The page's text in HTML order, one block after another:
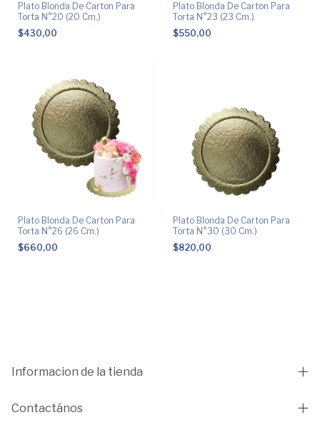
Plato Blonda De Carton Para
Torta N°20 (20 Cm.)
$430,00
Plato Blonda De Carton Para
Torta N°23 (23 Cm.)
$550,00
Plato Blonda De Carton Para
Torta N°26 (26 Cm.)
$660,00
Plato Blonda De Carton Para
Torta N°30 (30 Cm.)
$820,00
Informacion de la tienda
Contactános